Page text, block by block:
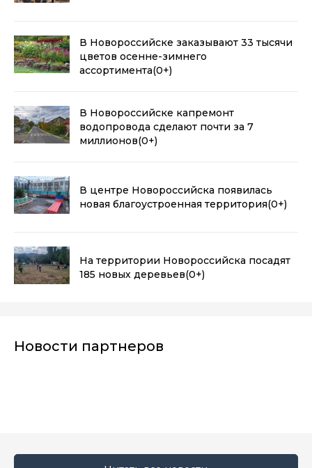
В Новороссийске заказывают 33 тысячи
цветов осенне-зимнего
ассортимента(0+)
В Новороссийске капремонт
водопровода сделают почти за 7
миллионов(0+)
В центре Новороссийска появилась
новая благоустроенная территория(0+)
На территории Новороссийска посадят
185 новых деревьев(0+)
Новости партнеров